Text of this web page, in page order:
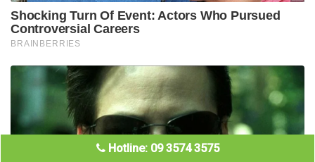
Hotline: 09 3574 3575